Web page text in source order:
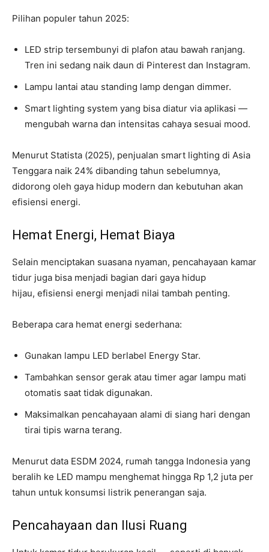
Pilihan populer tahun 2025:
LED strip tersembunyi di plafon atau bawah ranjang.
Tren ini sedang naik daun di Pinterest dan Instagram.
Lampu lantai atau standing lamp dengan dimmer.
Smart lighting system yang bisa diatur via aplikasi —
mengubah warna dan intensitas cahaya sesuai mood.
Menurut Statista (2025), penjualan smart lighting di Asia
Tenggara naik 24% dibanding tahun sebelumnya,
didorong oleh gaya hidup modern dan kebutuhan akan
efisiensi energi.
Hemat Energi, Hemat Biaya
Selain menciptakan suasana nyaman, pencahayaan kamar
tidur juga bisa menjadi bagian dari gaya hidup
hijau, efisiensi energi menjadi nilai tambah penting.
Beberapa cara hemat energi sederhana:
Gunakan lampu LED berlabel Energy Star.
Tambahkan sensor gerak atau timer agar lampu mati
otomatis saat tidak digunakan.
Maksimalkan pencahayaan alami di siang hari dengan
tirai tipis warna terang.
Menurut data ESDM 2024, rumah tangga Indonesia yang
beralih ke LED mampu menghemat hingga Rp 1,2 juta per
tahun untuk konsumsi listrik penerangan saja.
Pencahayaan dan Ilusi Ruang